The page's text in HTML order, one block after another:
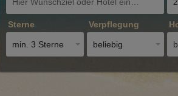
Sterne
min. 3 Sterne
Verpflegung
beliebig